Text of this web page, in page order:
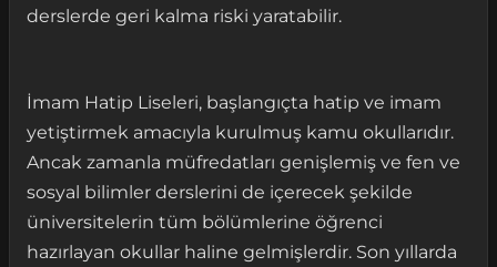
derslerde geri kalma riski yaratabilir.
İmam Hatip Liseleri, başlangıçta hatip ve imam
yetiştirmek amacıyla kurulmuş kamu okullarıdır.
Ancak zamanla müfredatları genişlemiş ve fen ve
sosyal bilimler derslerini de içerecek şekilde
üniversitelerin tüm bölümlerine öğrenci
hazırlayan okullar haline gelmişlerdir. Son yıllarda